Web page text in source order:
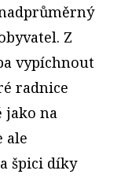
Z
vypíchnout
radnice
jako na
ale
špici díky